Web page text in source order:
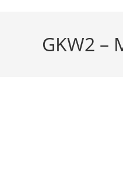
GKW2 –